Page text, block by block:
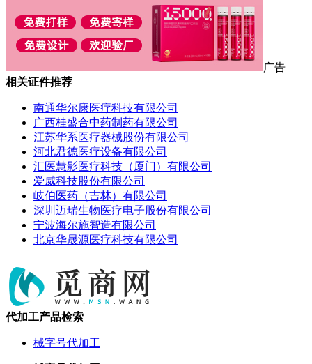
广告
相关证件推荐
南通华尔康医疗科技有限公司
广西桂盛合中药制药有限公司
江苏华系医疗器械股份有限公司
河北君德医疗设备有限公司
汇医慧影医疗科技（厦门）有限公司
爱威科技股份有限公司
岐伯医药（吉林）有限公司
深圳迈瑞生物医疗电子股份有限公司
宁波海尔施智造有限公司
北京华晟源医疗科技有限公司
代加工产品检索
械字号代加工